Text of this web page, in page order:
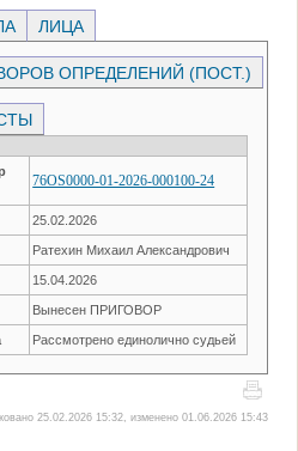
ЛИЦА
ОПРЕДЕЛЕНИЙ (ПОСТ.)
76OS0000-01-2026-000100-24
25.02.2026
Ратехин Михаил Александрович
15.04.2026
Вынесен ПРИГОВОР
Рассмотрено единолично судьей
25.02.2026 15:32, изменено 01.06.2026 15:43